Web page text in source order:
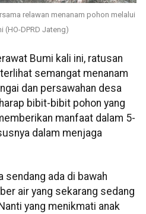
relawan menanam pohon melalui
(HO-DPRD Jateng)
Bumi kali ini, ratusan
semangat menanam
dan persawahan desa
bibit-bibit pohon yang
manfaat dalam 5-
dalam menjaga
sendang ada di bawah
air yang sekarang sedang
yang menikmati anak